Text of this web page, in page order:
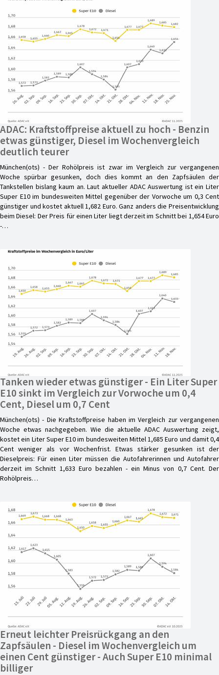
ADAC: Kraftstoffpreise aktuell zu hoch - Benzin
etwas günstiger, Diesel im Wochenvergleich
deutlich teurer
München(ots) - Der Rohölpreis ist zwar im Vergleich zur vergangenen
Woche spürbar gesunken, doch dies kommt an den Zapfsäulen der
Tankstellen bislang kaum an. Laut aktueller ADAC Auswertung ist ein Liter
Super E10 im bundesweiten Mittel gegenüber der Vorwoche um 0,3 Cent
günstiger und kostet aktuell 1,682 Euro. Ganz anders die Preisentwicklung
beim Diesel: Der Preis für einen Liter liegt derzeit im Schnitt bei 1,654 Euro
-…
Tanken wieder etwas günstiger - Ein Liter Super
E10 sinkt im Vergleich zur Vorwoche um 0,4
Cent, Diesel um 0,7 Cent
München(ots) - Die Kraftstoffpreise haben im Vergleich zur vergangenen
Woche etwas nachgegeben. Wie die aktuelle ADAC Auswertung zeigt,
kostet ein Liter Super E10 im bundesweiten Mittel 1,685 Euro und damit 0,4
Cent weniger als vor Wochenfrist. Etwas stärker gesunken ist der
Dieselpreis: Für einen Liter müssen die Autofahrerinnen und Autofahrer
derzeit im Schnitt 1,633 Euro bezahlen - ein Minus von 0,7 Cent. Der
Rohölpreis…
Erneut leichter Preisrückgang an den
Zapfsäulen - Diesel im Wochenvergleich um
einen Cent günstiger - Auch Super E10 minimal
billiger